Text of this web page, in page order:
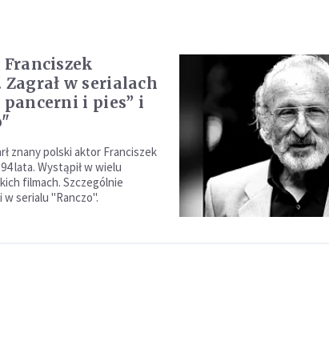
Franciszek
Zagrał w serialach
pancerni i pies” i
znany polski aktor Franciszek
lata. Wystąpił w wielu
filmach. Szczególnie
w serialu "Ranczo".